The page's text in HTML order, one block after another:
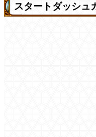
スタートダッシュ